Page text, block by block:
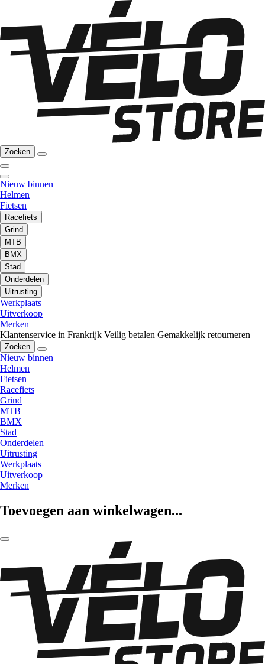
Zoeken
Nieuw binnen
Helmen
Fietsen
Racefiets
Grind
MTB
BMX
Stad
Onderdelen
Uitrusting
Werkplaats
Uitverkoop
Merken
Klantenservice in Frankrijk Veilig betalen Gemakkelijk retourneren
Zoeken
Nieuw binnen
Helmen
Fietsen
Racefiets
Grind
MTB
BMX
Stad
Onderdelen
Uitrusting
Werkplaats
Uitverkoop
Merken
Toevoegen aan winkelwagen...